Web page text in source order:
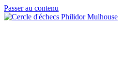
Passer au contenu